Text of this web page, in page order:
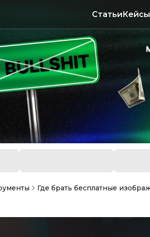
СтатьиКейсы
Где брать бесплатные